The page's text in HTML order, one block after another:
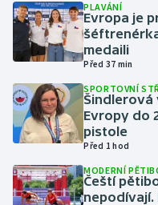
Házená
Jezdectví
Judo
Krasobruslení
Lezení
PLAVÁNÍ
Evropa je
medaili
Před 37 min
SPORTOVNÍ
Evropy do
pistole
Před 1 hod
MODERNÍ
Čeští
nepodívají.